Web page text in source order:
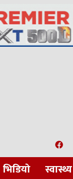
भिडियो स्वास्थ्य